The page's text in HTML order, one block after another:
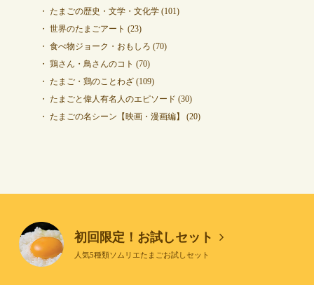
たまごの歴史・文学・文化学(101)
世界のたまごアート (23)
食べ物ジョーク・おもしろ (70)
鶏さん・鳥さんのコト (70)
たまご・鶏のことわざ(109)
たまごと偉人有名人のエピソード (30)
たまごの名シーン【映画・漫画編】
(20)
初回限定！お試しセット
人気5種類ソムリエたまごお試しセット